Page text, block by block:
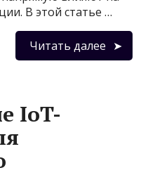
В этой статье …
Читать далее
IoT-